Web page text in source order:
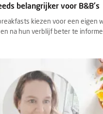
belangrijker voor B&B's
kiezen voor een eigen
na hun verblijf beter te